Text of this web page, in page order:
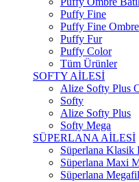
Puffy Fine
Puffy Fine
Puffy Fur
Puffy Color
Tüm Ürünler
SOFTY AİLESİ
Alize Softy Plus
Softy
Alize Softy Plus
Softy Mega
SÜPERLANA AİLESİ
Süperlana Klasik
Süperlana Maxi
Süperlana Megafil